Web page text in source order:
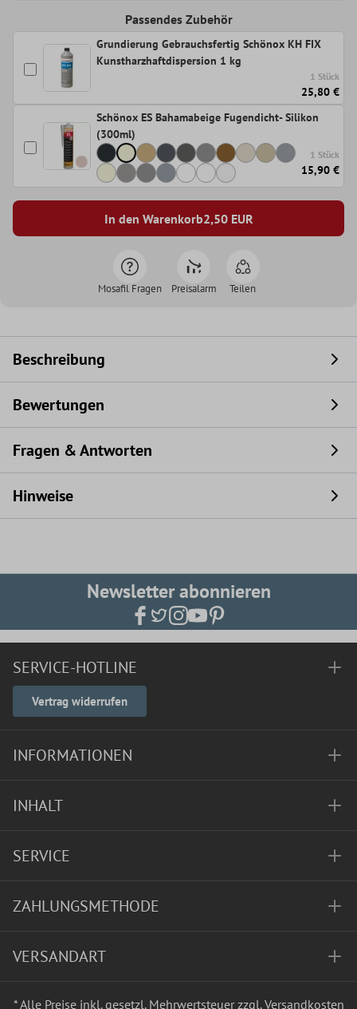
Passendes Zubehör
Grundierung Gebrauchsfertig Schönox KH FIX
Kunstharzhaftdispersion 1 kg
1 Stück
25,80 €
Schönox ES Bahamabeige Fugendicht- Silikon
(300ml)
1 Stück
15,90 €
In den Warenkorb2,50EUR
Mosafil Fragen Preisalarm Teilen
Beschreibung
Bewertungen
Fragen & Antworten
Hinweise
Newsletter abonnieren
SERVICE-HOTLINE
Vertrag widerrufen
INFORMATIONEN
INHALT
SERVICE
ZAHLUNGSMETHODE
VERSANDART
* Alle Preise inkl. gesetzl. Mehrwertsteuer zzgl.Versandkosten